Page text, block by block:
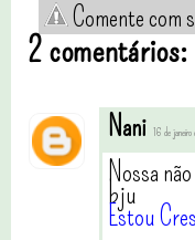
Comente com
2 comentários:
Nani 16 de
Nossa
bju
Estou